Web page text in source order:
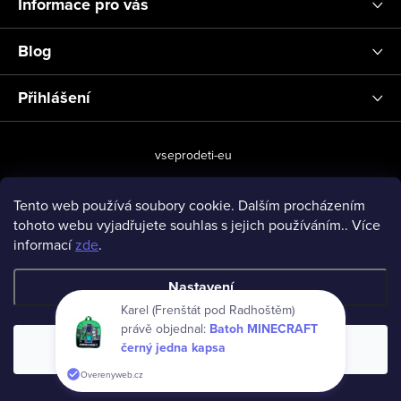
Tento web používá soubory cookie. Dalším procházením
tohoto webu vyjadřujete souhlas s jejich používáním.. Více
informacízde.
Nastavení
Souhlasím
Blog
Přihlášení
vseprodeti-eu
Copyright 2026www.vseprodeti.eu. Všechna práva vyhrazena.
Karel (Frenštát pod Radhoštěm)
právě objednal: Batoh MINECRAFT
černý jedna kapsa
Overenyweb.cz